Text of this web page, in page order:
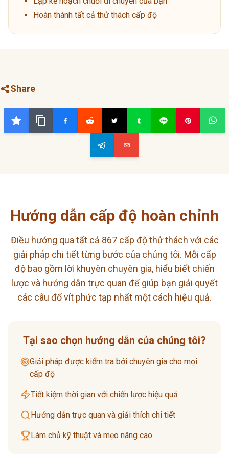
Hoàn thành tất cả thử thách cấp độ
Share
Hướng dẫn cấp độ hoàn chỉnh
Điều hướng qua tất cả 867 cấp độ thử thách với các
giải pháp chi tiết từng bước của chúng tôi. Mỗi cấp
độ bao gồm lời khuyên chuyên gia, hiểu biết chiến
lược và hướng dẫn trực quan để giúp bạn giải quyết
các câu đố vít phức tạp nhất một cách hiệu quả.
Tại sao chọn hướng dẫn của chúng tôi?
Giải pháp được kiểm tra bởi chuyên gia cho mọi
cấp độ
Tiết kiệm thời gian với chiến lược hiệu quả
Hướng dẫn trực quan và giải thích chi tiết
Làm chủ kỹ thuật và mẹo nâng cao